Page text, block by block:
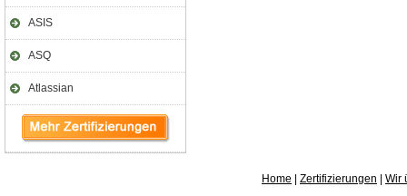
ASIS
ASQ
Atlassian
Home Zertifizierungen Wir